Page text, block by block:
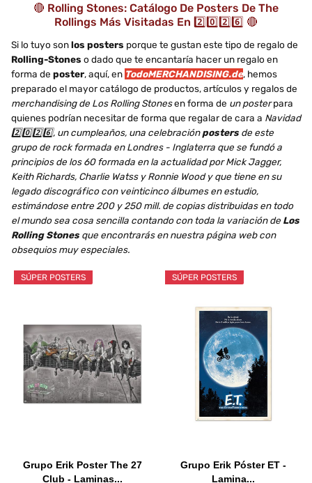
🔴 Rolling Stones: Catálogo De Posters De The
Rollings Más Visitadas En 2️⃣0️⃣2️⃣6️⃣ 🔴
Si lo tuyo sonlos posters porque te gustan este tipo de regalo de
Rolling-Stones o dado que te encantaría hacer un regalo en
forma de poster, aquí, en TodoMERCHANDISING.de, hemos
preparado el mayor catálogo de productos, artículos y regalos de
merchandising de Los Rolling Stonesen forma de un posterpara
quienes podrían necesitar de forma que regalar de cara a Navidad
2️⃣0️⃣2️⃣6️⃣, un cumpleaños, una celebraciónposters de este
grupo de rock formada en Londres - Inglaterra que se fundó a
principios de los 60 formada en la actualidad por Mick Jagger,
Keith Richards, Charlie Watss y Ronnie Wood y que tiene en su
legado discográfico con veinticinco álbumes en estudio,
estimándose entre 200 y 250 mill. de copias distribuidas en todo
el mundo sea cosa sencilla contando con toda la variación de Los
Rolling Stones que encontrarás en nuestra página web con
obsequios muy especiales.
SÚPER POSTERS
Grupo Erik Poster The 27
Club - Laminas...
SÚPER POSTERS
Grupo Erik Póster ET -
Lamina...